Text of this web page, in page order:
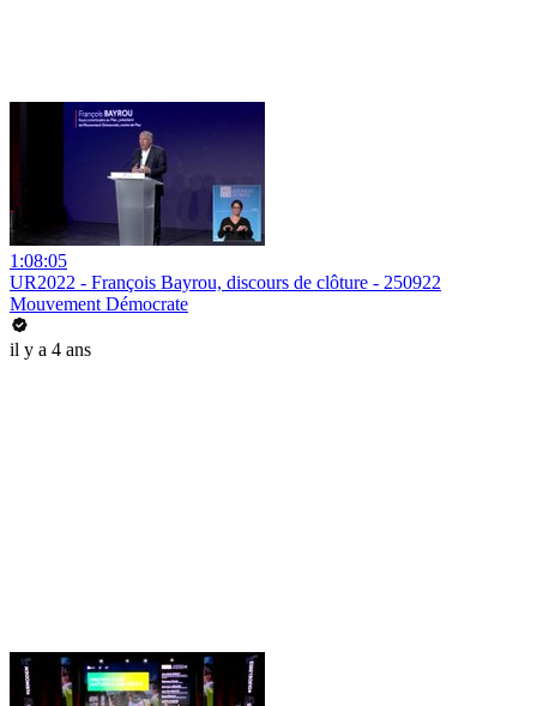
1:08:05
UR2022 - François Bayrou, discours de clôture - 250922
Mouvement Démocrate
il y a 4 ans